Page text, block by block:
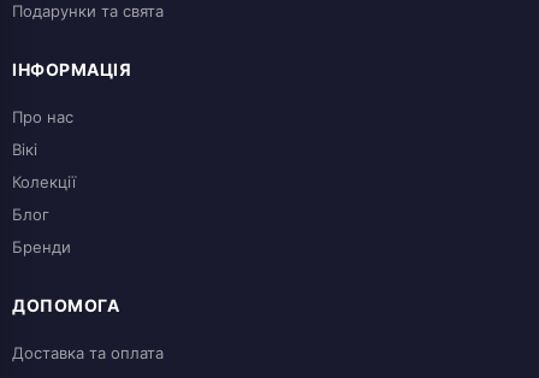
Подарунки та свята
ІНФОРМАЦІЯ
Про нас
Вікі
Колекції
Блог
Бренди
ДОПОМОГА
Доставка та оплата